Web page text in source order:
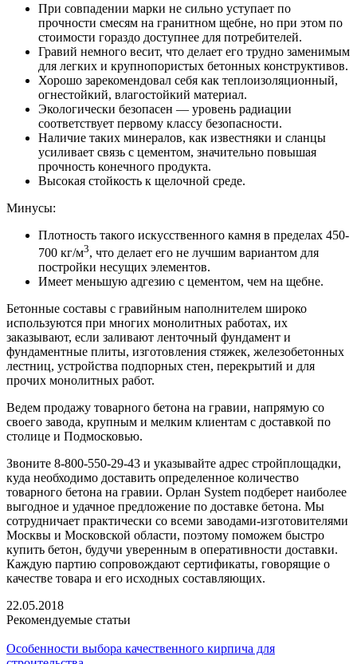
При совпадении марки не сильно уступает по
прочности смесям на гранитном щебне, но при этом по
стоимости гораздо доступнее для потребителей.
Гравий немного весит, что делает его трудно заменимым
для легких и крупнопористых бетонных конструктивов.
Хорошо зарекомендовал себя как теплоизоляционный,
огнестойкий, влагостойкий материал.
Экологически безопасен — уровень радиации
соответствует первому классу безопасности.
Наличие таких минералов, как известняки и сланцы
усиливает связь с цементом, значительно повышая
прочность конечного продукта.
Высокая стойкость к щелочной среде.
Минусы:
Плотность такого искусственного камня в пределах 450-
700 кг/м3, что делает его не лучшим вариантом для
постройки несущих элементов.
Имеет меньшую адгезию с цементом, чем на щебне.
Бетонные составы с гравийным наполнителем широко
используются при многих монолитных работах, их
заказывают, если заливают ленточный фундамент и
фундаментные плиты, изготовления стяжек, железобетонных
лестниц, устройства подпорных стен, перекрытий и для
прочих монолитных работ.
Ведем продажу товарного бетона на гравии, напрямую со
своего завода, крупным и мелким клиентам с доставкой по
столице и Подмосковью.
Звоните 8-800-550-29-43 и указывайте адрес стройплощадки,
куда необходимо доставить определенное количество
товарного бетона на гравии. Орлан System подберет наиболее
выгодное и удачное предложение по доставке бетона. Мы
сотрудничает практически со всеми заводами-изготовителями
Москвы и Московской области, поэтому поможем быстро
купить бетон, будучи уверенным в оперативности доставки.
Каждую партию сопровождают сертификаты, говорящие о
качестве товара и его исходных составляющих.
22.05.2018
Рекомендуемые статьи
Особенности выбора качественного кирпича для